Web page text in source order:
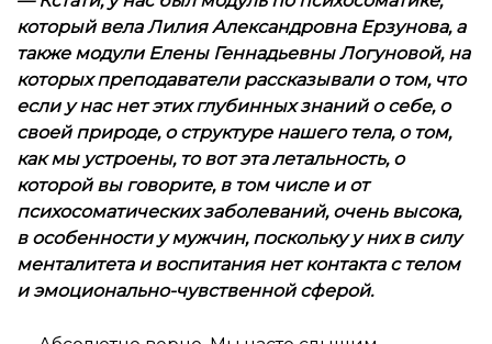
который вела Лилия Александровна Ерзунова, а
также модули Елены Геннадьевны Логуновой, на
которых преподаватели рассказывали о том, что
если у нас нет этих глубинных знаний о себе, о
своей природе, о структуре нашего тела, о том,
как мы устроены, то вот эта летальность, о
которой вы говорите, в том числе и от
психосоматических заболеваний, очень высока,
в особенности у мужчин, поскольку у них в силу
менталитета и воспитания нет контакта с телом
и эмоционально-чувственной сферой.